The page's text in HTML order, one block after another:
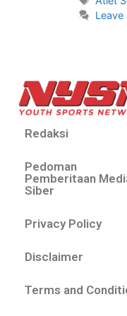
Redaksi
Pedoman
Pemberitaan
Siber
Privacy Policy
Disclaimer
Terms and